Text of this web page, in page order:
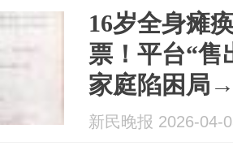
16岁全身瘫
票！平台“售
家庭陷困局
新民晚报 2026-04-